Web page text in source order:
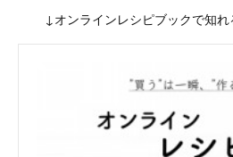
↓オンラインレシピブックで知